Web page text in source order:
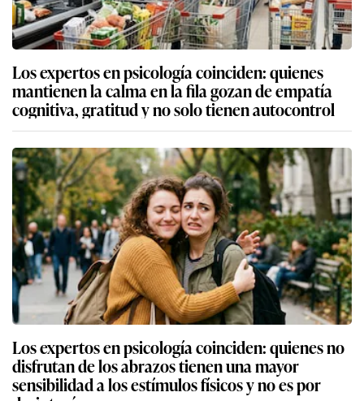
Los expertos en psicología coinciden: quienes
mantienen la calma en la fila gozan de empatía
cognitiva, gratitud y no solo tienen autocontrol
Los expertos en psicología coinciden: quienes no
disfrutan de los abrazos tienen una mayor
sensibilidad a los estímulos físicos y no es por